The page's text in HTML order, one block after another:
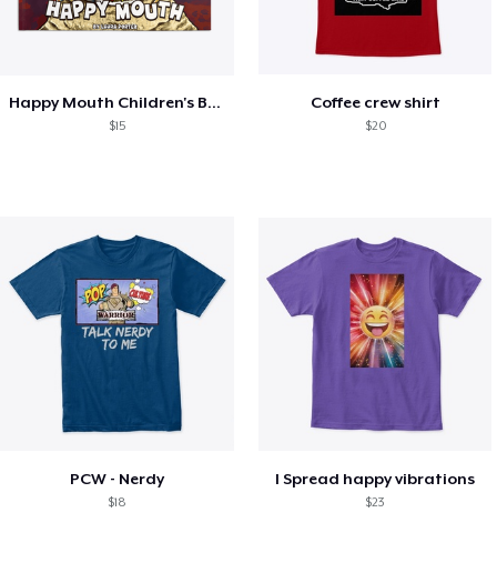
Happy Mouth Children's Book
$15
Coffee crew shirt
$20
PCW - Nerdy
$18
I Spread happy vibrations
$23